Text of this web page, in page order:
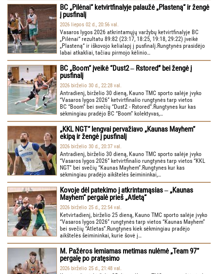
BC „Pilėnai“ ketvirtfinalyje palaužė „Plasteną“ ir žengė
į pusfinalį
2026 liepos 02 d., 20:56 val.
Vasaros lygos 2026 atkrintamųjų varžybų ketvirtfinalyje BC
„Pilėnai“ rezultatu 89:82 (23:17, 18:25, 19:18, 29:22) įveikė
„Plasteną“ ir iškovojo kelialapį į pusfinalį.Rungtynės prasidėjo
labai atkakliai, tačiau pirmojo kėlinio…
BC „Boom“ įveikė “Dust2 ‒ Rstored” bei žengė į
pusfinalį
2026 birželio 30 d., 22:28 val.
Antradienį, birželio 30 dieną, Kauno TMC sporto salėje įvyko
“Vasaros lygos 2026” ketvirtfinalio rungtynės tarp vietos
BC “Boom” bei svečių “Dust2 - Rstored”.Rungtynes kur kas
sėkmingiau pradėjo BC “Boom” kolektyvas,…
„KKL NGT“ lengvai pervažiavo „Kaunas Mayhem“
ekipą ir žengė į pusfinalį
2026 birželio 30 d., 20:37 val.
Antradienį, birželio 30 dieną, Kauno TMC sporto salėje įvyko
“Vasaros lygos 2026” ketvirtfinalio rungtynės tarp vietos “KKL
NGT” bei svečių “Kaunas Mayhem”.Rungtynes kur kas
sėkmingiau pradėjo aikštelės šeimininkai,…
Kovoje dėl patekimo į atkrintamąsias ‒ „Kaunas
Mayhem“ pergalė prieš „Atletą“
2026 birželio 25 d., 22:54 val.
Ketvirtadienį, birželio 25 dieną, Kauno TMC sporto salėje įvyko
“Vasaros lygos 2026” rungtynės tarp vietos “Kaunas Mayhem”
bei svečių “Atletas”.Rungtynes kiek sėkmingiau pradėjo
aikštelės šeimininkai, kurie šovė į…
M. Pažėros lemiamas metimas nulėmė „Team 97“
pergalę po pratęsimo
2026 birželio 25 d., 21:48 val.